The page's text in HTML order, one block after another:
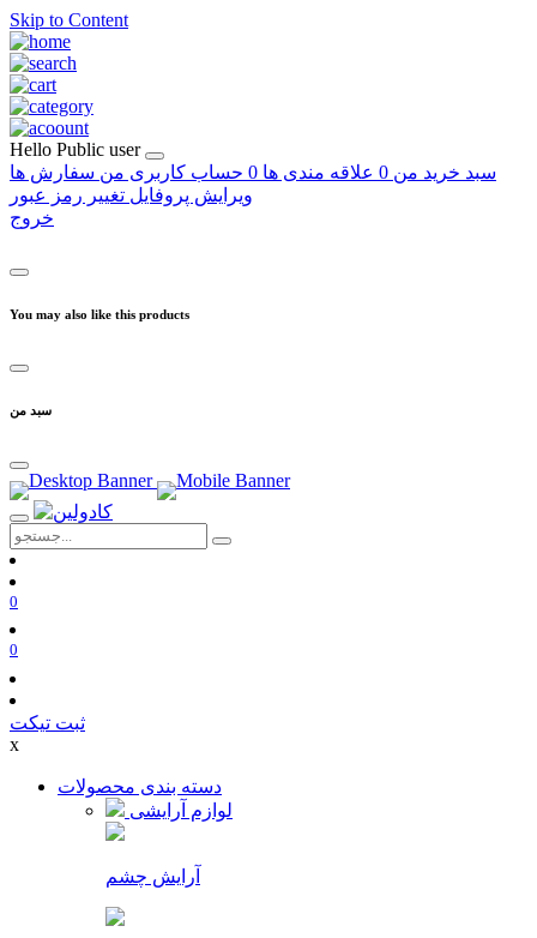
Skip to Content
Hello Public user
سبد خرید من 0 علاقه مندی ها 0 حساب کاربری من سفارش ها
ویرایش پروفایل تغییر رمز عبور
خروج
You may also like this products
سبد من
0
0
ثبت تیکت
x
دسته بندی محصولات
لوازم آرایشی
آرایش چشم